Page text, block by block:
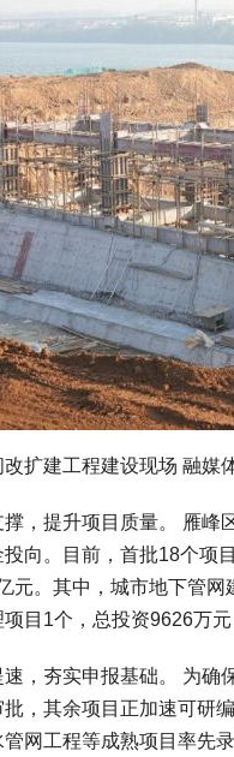
改扩建工程建设现场 融媒
撑，提升项目质量。 雁峰
向。目前，首批18个项
元。其中，城市地下管
目1个，总投资9626万
，夯实申报基础。 为确
，其余项目正加速可研
管网工程等成熟项目率先